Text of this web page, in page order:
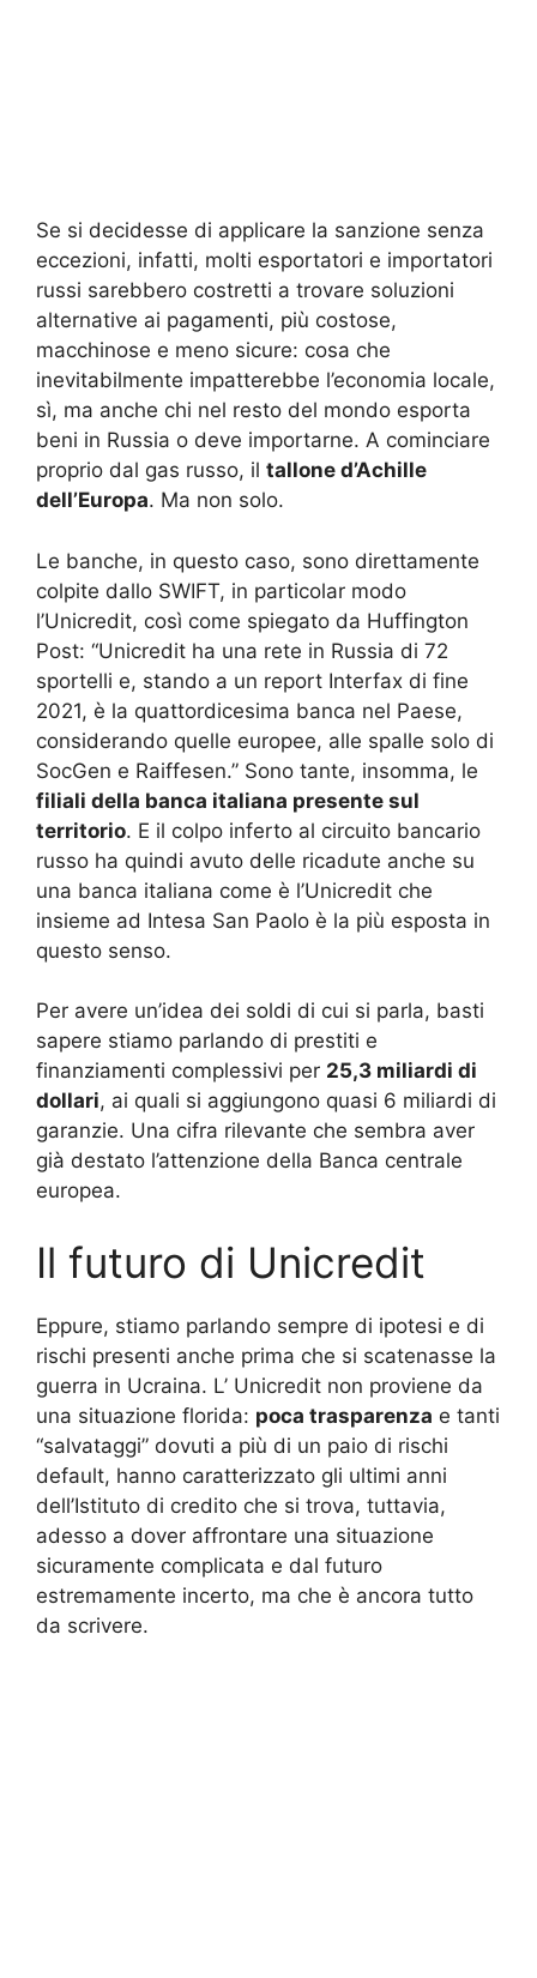
Se si decidesse di applicare la sanzione senza
eccezioni, infatti, molti esportatori e importatori
russi sarebbero costretti a trovare soluzioni
alternative ai pagamenti, più costose,
macchinose e meno sicure: cosa che
inevitabilmente impatterebbe l’economia locale,
sì, ma anche chi nel resto del mondo esporta
beni in Russia o deve importarne. A cominciare
proprio dal gas russo, il tallone d’Achille
dell’Europa. Ma non solo.
Le banche, in questo caso, sono direttamente
colpite dallo SWIFT, in particolar modo
l’Unicredit, così come spiegato da Huffington
Post: “Unicredit ha una rete in Russia di 72
sportelli e, stando a un report Interfax di fine
2021, è la quattordicesima banca nel Paese,
considerando quelle europee, alle spalle solo di
SocGen e Raiffesen.” Sono tante, insomma, le
filiali della banca italiana presente sul
territorio. E il colpo inferto al circuito bancario
russo ha quindi avuto delle ricadute anche su
una banca italiana come è l’Unicredit che
insieme ad Intesa San Paolo è la più esposta in
questo senso.
Per avere un’idea dei soldi di cui si parla, basti
sapere stiamo parlando di prestiti e
finanziamenti complessivi per 25,3 miliardi di
dollari, ai quali si aggiungono quasi 6 miliardi di
garanzie. Una cifra rilevante che sembra aver
già destato l’attenzione della Banca centrale
europea.
Il futuro di Unicredit
Eppure, stiamo parlando sempre di ipotesi e di
rischi presenti anche prima che si scatenasse la
guerra in Ucraina. L’ Unicredit non proviene da
una situazione florida: poca trasparenza e tanti
“salvataggi” dovuti a più di un paio di rischi
default, hanno caratterizzato gli ultimi anni
dell’Istituto di credito che si trova, tuttavia,
adesso a dover affrontare una situazione
sicuramente complicata e dal futuro
estremamente incerto, ma che è ancora tutto
da scrivere.